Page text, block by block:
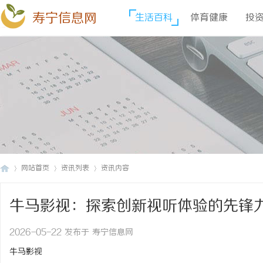
寿宁信息网 生活百科 体育健康 投
网站首页 资讯列表 资讯内容
牛马影视：探索创新视听体验的先锋
2026-05-22 发布于 寿宁信息网
牛马影视